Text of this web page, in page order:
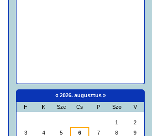
«2026. augusztus »
H K Sze Cs P Szo V
1
2
3
4 5 6 7 8
9